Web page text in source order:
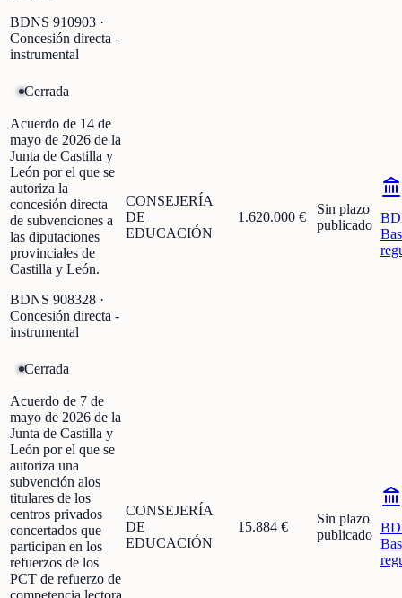
BDNS 910903 ·
Concesión directa -
instrumental
Cerrada
Acuerdo de 14 de
mayo de 2026 de la
Junta de Castilla y
León por el que se
autoriza la
concesión directa
de subvenciones a
las diputaciones
provinciales de
Castilla y León.
BDNS 908328 ·
Concesión directa -
instrumental
CONSEJERÍA
DE
EDUCACIÓN
1.620.000 €
Sin plazo
publicado
Cerrada
Acuerdo de 7 de
mayo de 2026 de la
Junta de Castilla y
León por el que se
autoriza una
subvención alos
titulares de los
centros privados
concertados que
participan en los
refuerzos de los
PCT de refuerzo de
competencia lectora
CONSEJERÍA
DE
EDUCACIÓN
15.884 €
Sin plazo
publicado